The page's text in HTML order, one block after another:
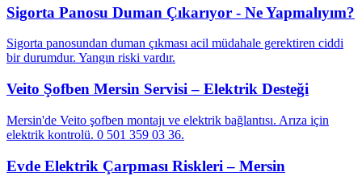
Sigorta Panosu Duman Çıkarıyor - Ne Yapmalıyım?
Sigorta panosundan duman çıkması acil müdahale gerektiren ciddi
bir durumdur. Yangın riski vardır.
Veito Şofben Mersin Servisi – Elektrik Desteği
Mersin'de Veito şofben montajı ve elektrik bağlantısı. Arıza için
elektrik kontrolü. 0 501 359 03 36.
Evde Elektrik Çarpması Riskleri – Mersin